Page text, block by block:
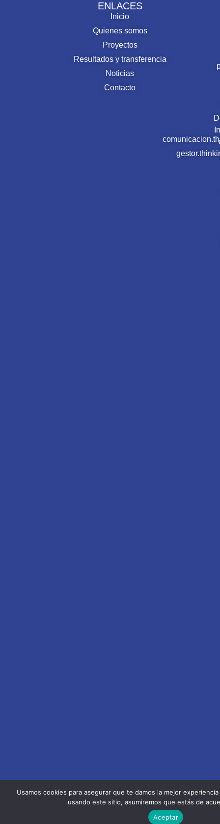
ENLACES
Inicio
Quienes somos
Proyectos
Resultados y transferencia
Noticias
Contacto
Usamos cookies para asegurar que te damos la mejor
usando este sitio, asumiremos que estás de
Aceptar